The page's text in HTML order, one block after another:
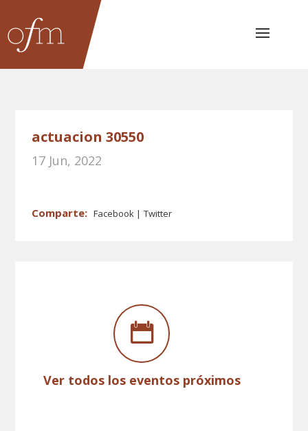
actuacion 30550
17 Jun, 2022
Facebook Twitter
Ver todos los eventos próximos